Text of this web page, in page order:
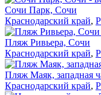
Сочи Парк, Сочи
Краснодарский край,
Пляж Ривьера, Сочи
Краснодарский край,
Пляж Маяк, западная
Краснодарский край,